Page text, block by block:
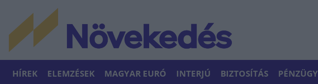
HÍREK ELEMZÉSEK MAGYAR EURÓ INTERJÚ BIZTOSÍTÁS PÉNZÜGY